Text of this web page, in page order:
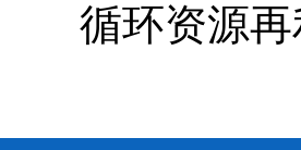
循环资源再